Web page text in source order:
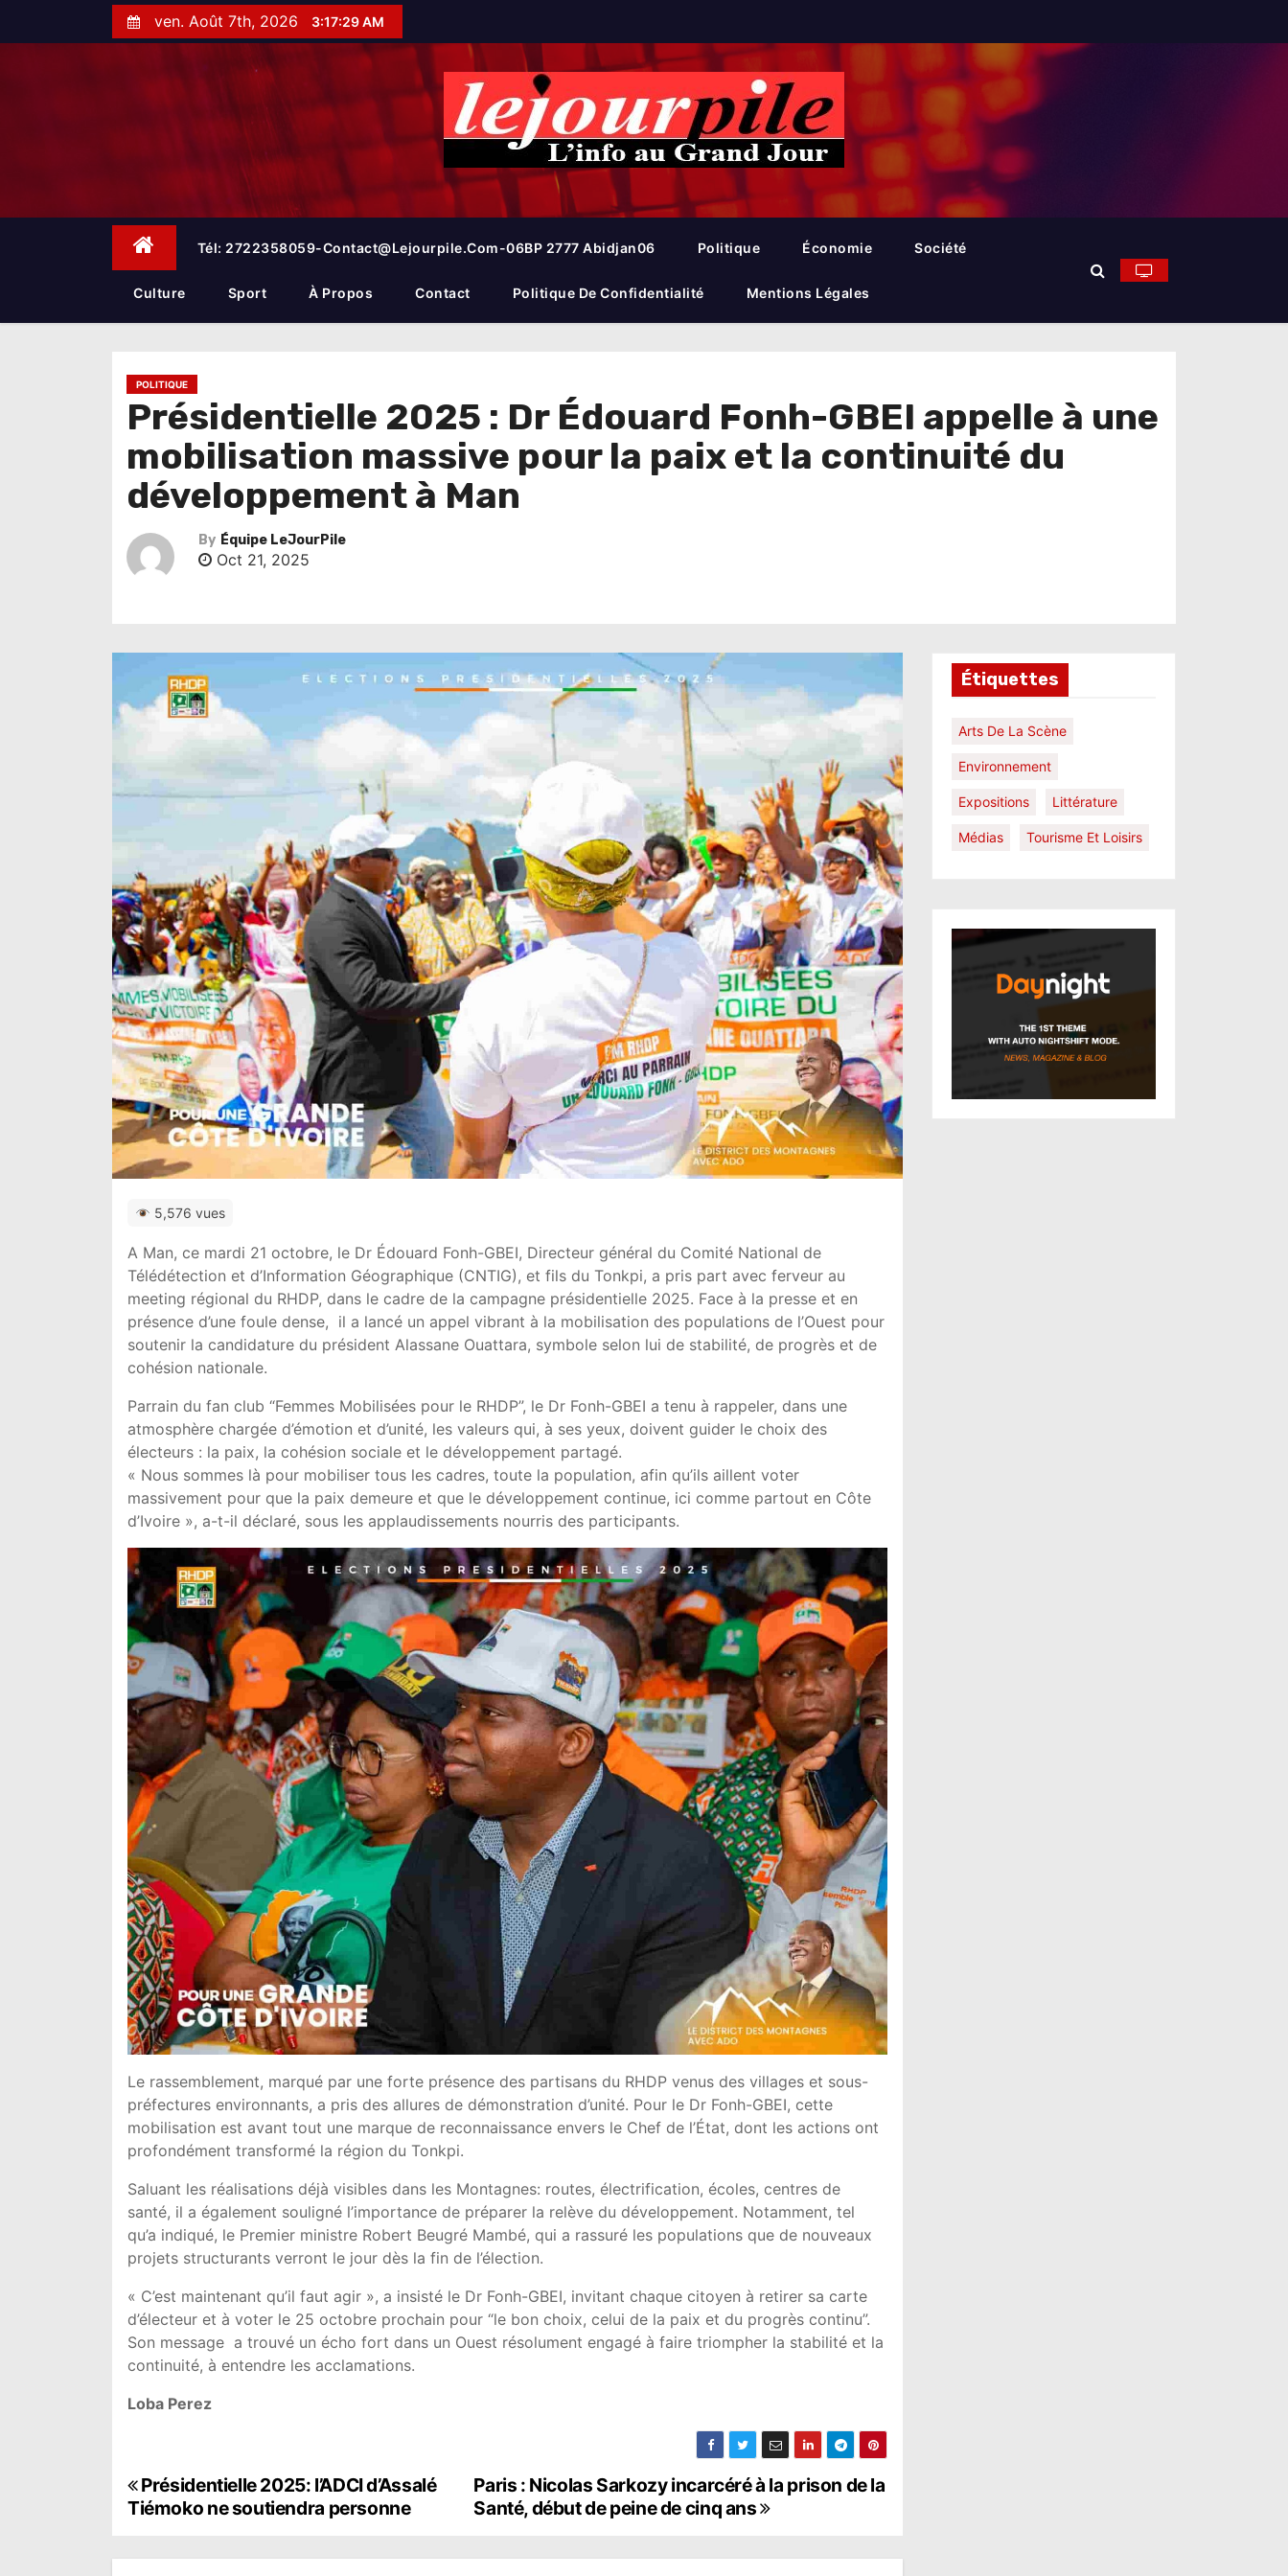
t
ven. Août 7th, 2026 3:17:30 AM
Tél: 2722358059-Contact@lejourpile.com-06BP 2777 Abidjan06 Politique Économie Société
Culture Sport À Propos Contact Politique De Confidentialité Mentions Légales
POLITIQUE
Présidentielle 2025 : Dr Édouard Fonh-GBEI appelle à une
mobilisation massive pour la paix et la continuité du
développement à Man
By Équipe LeJourPile
Oct 21, 2025
5,576 vues
A Man, ce mardi 21 octobre, le Dr Édouard Fonh-GBEI, Directeur général du Comité National de
Télédétection et d’Information Géographique (CNTIG), et fils du Tonkpi, a pris part avec ferveur au
meeting régional du RHDP, dans le cadre de la campagne présidentielle 2025. Face à la presse et en
présence d’une foule dense, il a lancé un appel vibrant à la mobilisation des populations de l’Ouest pour
soutenir la candidature du président Alassane Ouattara, symbole selon lui de stabilité, de progrès et de
cohésion nationale.
Parrain du fan club “Femmes Mobilisées pour le RHDP”, le Dr Fonh-GBEI a tenu à rappeler, dans une
atmosphère chargée d’émotion et d’unité, les valeurs qui, à ses yeux, doivent guider le choix des
électeurs : la paix, la cohésion sociale et le développement partagé.
« Nous sommes là pour mobiliser tous les cadres, toute la population, afin qu’ils aillent voter
massivement pour que la paix demeure et que le développement continue, ici comme partout en Côte
d’Ivoire », a-t-il déclaré, sous les applaudissements nourris des participants.
Le rassemblement, marqué par une forte présence des partisans du RHDP venus des villages et sous-
préfectures environnants, a pris des allures de démonstration d’unité. Pour le Dr Fonh-GBEI, cette
mobilisation est avant tout une marque de reconnaissance envers le Chef de l’État, dont les actions ont
profondément transformé la région du Tonkpi.
Saluant les réalisations déjà visibles dans les Montagnes: routes, électrification, écoles, centres de
santé, il a également souligné l’importance de préparer la relève du développement. Notamment, tel
qu’a indiqué, le Premier ministre Robert Beugré Mambé, qui a rassuré les populations que de nouveaux
projets structurants verront le jour dès la fin de l’élection.
« C’est maintenant qu’il faut agir », a insisté le Dr Fonh-GBEI, invitant chaque citoyen à retirer sa carte
d’électeur et à voter le 25 octobre prochain pour “le bon choix, celui de la paix et du progrès continu”.
Son message a trouvé un écho fort dans un Ouest résolument engagé à faire triompher la stabilité et la
continuité, à entendre les acclamations.
Loba Perez
N
v
Paris : Nicolas Sarkozy incarcéré à la prison de la
Santé, début de peine de cinq ans
Présidentielle 2025: l’ADCI d’Assalé
Tiémoko ne soutiendra personne
Étiquettes
Arts De La Scène
Environnement
Expositions Littérature
Médias Tourisme Et Loisirs